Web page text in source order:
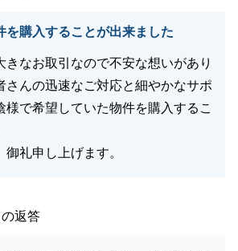
を購入することが出来ました
きなお取引なので不安な想いがあり
さんの迅速なご対応と細やかなサポ
様で希望していた物件を購入するこ
礼申し上げます。
返答